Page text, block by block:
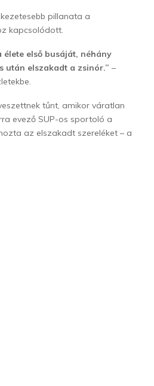
pillanata a
kapcsolódott.
élete első busáját, néhány
után elszakadt a zsinór.” –
tűnt, amikor váratlan
evező SUP-os sportoló a
az elszakadt szereléket – a